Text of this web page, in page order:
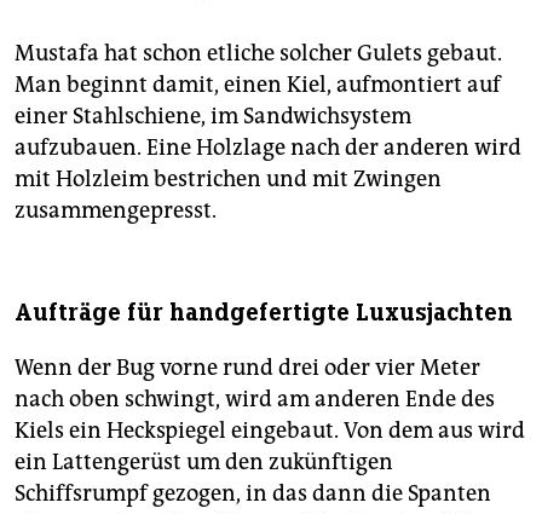
Mustafa hat schon etliche solcher Gulets gebaut.
Man beginnt damit, einen Kiel, aufmontiert auf
einer Stahlschiene, im Sandwichsystem
aufzubauen. Eine Holzlage nach der anderen wird
mit Holzleim bestrichen und mit Zwingen
zusammengepresst.
Aufträge für handgefertigte Luxusjachten
Wenn der Bug vorne rund drei oder vier Meter
nach oben schwingt, wird am anderen Ende des
Kiels ein Heckspiegel eingebaut. Von dem aus wird
ein Lattengerüst um den zukünftigen
Schiffsrumpf gezogen, in das dann die Spanten